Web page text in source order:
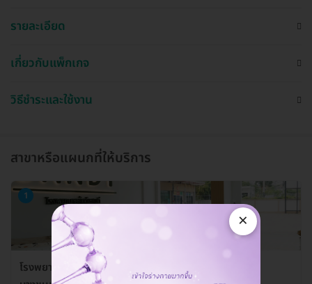
รายละเอียด
เกี่ยวกับแพ็กเกจ
วิธีชำระและใช้งาน
สาขาหรือแผนกที่ให้บริการ
1
โรงพยาบาลสัตว์แสนดี 24 ชั่วโมง สาขาพระราม 2-
×